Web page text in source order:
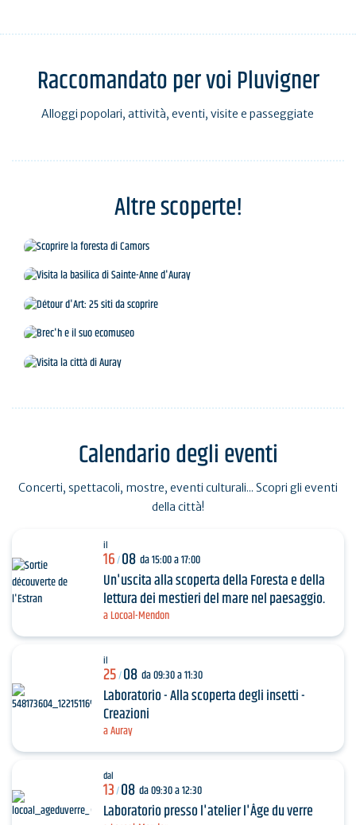
Raccomandato per voi Pluvigner
Alloggi popolari, attività, eventi, visite e passeggiate
Altre scoperte!
Scoprire la foresta di Camors
Visita la basilica di Sainte-Anne d'Auray
Détour d'Art: 25 siti da scoprire
Brec'h e il suo ecomuseo
Calendario degli eventi
Concerti, spettacoli, mostre, eventi culturali... Scopri gli eventi
della città!
il
16/08 da 15:00 a 17:00
Un'uscita alla scoperta della Foresta e della
lettura dei mestieri del mare nel paesaggio.
a Locoal-Mendon
il
25/08 da 09:30 a 11:30
Laboratorio - Alla scoperta degli insetti -
Creazioni
a Auray
dal
13/08 da 09:30 a 12:30
Laboratorio presso l'atelier l'Âge du verre